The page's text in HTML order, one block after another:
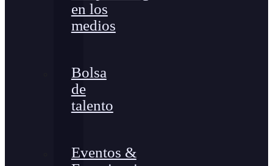
en los
medios
Bolsa
de
talento
Eventos &